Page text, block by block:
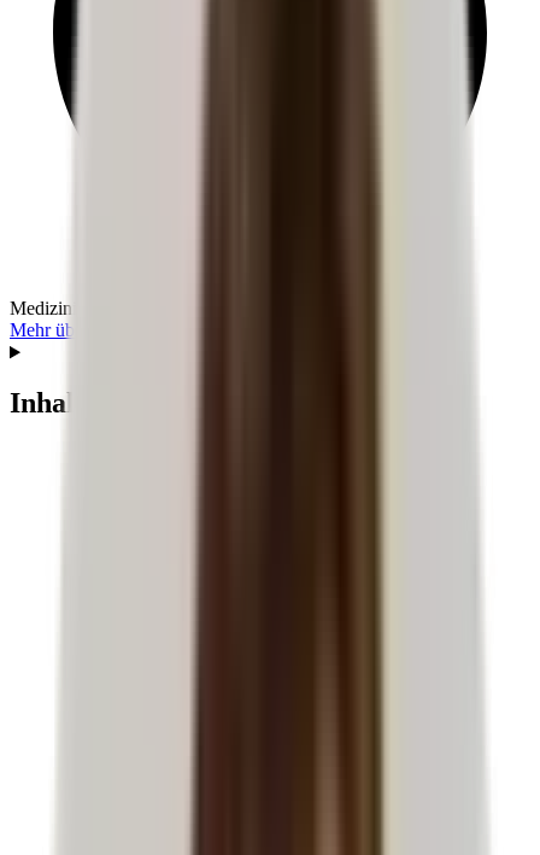
Medizinische Prüfung:
Mehr über den Autor
Inhaltsverzeichnis